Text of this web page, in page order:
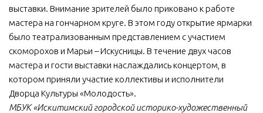
выставки. Внимание зрителей было приковано к работе
мастера на гончарном круге. В этом году открытие ярмарки
было театрализованным представлением с участием
скоморохов и Марьи – Искусницы. В течение двух часов
мастера и гости выставки наслаждались концертом, в
котором приняли участие коллективы и исполнители
Дворца Культуры «Молодость».
МБУК «Искитимский городской историко-художественный